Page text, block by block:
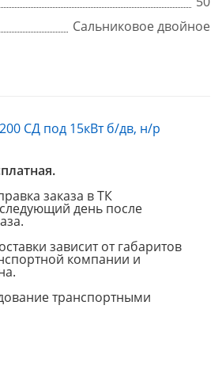
Сальниковое двойное
СД под 15кВт б/дв, н/р
заказа в ТК
день после
зависит от габаритов
компании и
транспортными